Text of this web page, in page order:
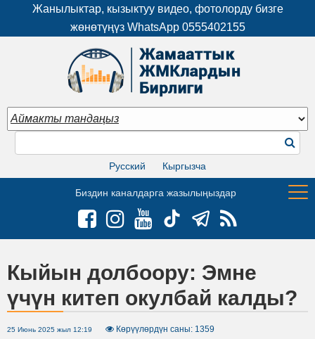
Жанылыктар, кызыктуу видео, фотолорду бизге
жөнөтүңүз WhatsApp 0555402155
Русский Кыргызча
Биздин каналдарга жазылыңыздар
Кыйын долбоору: Эмне
үчүн китеп окулбай калды?
25 Июнь 2025 жыл 12:19 Көрүүлөрдүн саны: 1359